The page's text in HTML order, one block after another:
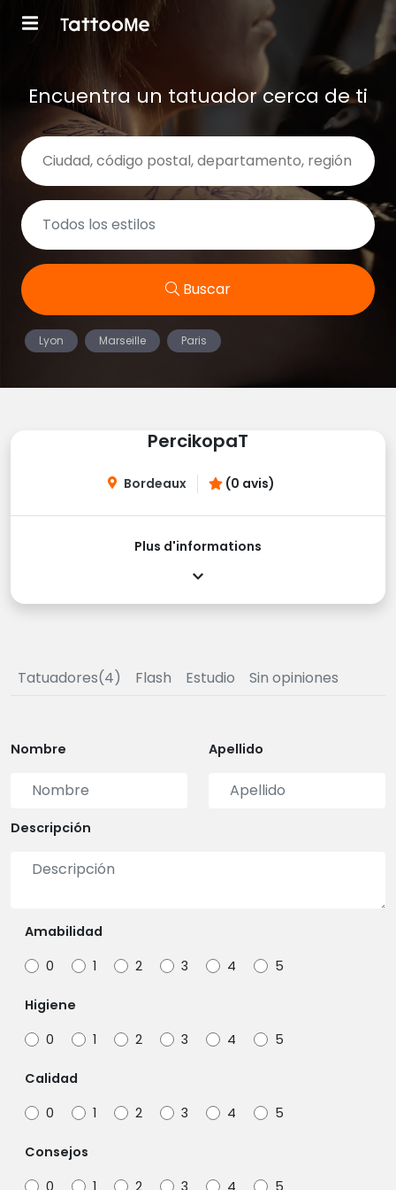
Encuentra un tatuador cerca de ti
Buscar
Lyon Marseille Paris
PercikopaT
Bordeaux (0 avis)
Plus d'informations
Tatuadores(4) Flash Estudio Sin opiniones
Nombre Apellido
Descripción
Amabilidad
0
1 2 3 4 5
Higiene
0
1 2 3 4 5
Calidad
0
1 2 3 4 5
Consejos
0
1 2 3 4 5